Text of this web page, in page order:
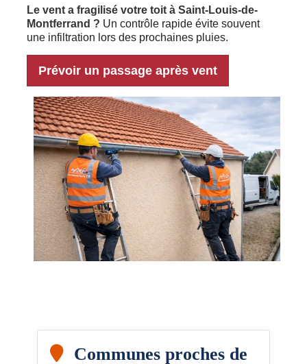
Le vent a fragilisé votre toit à Saint-Louis-de-
Montferrand ? Un contrôle rapide évite souvent
une infiltration lors des prochaines pluies.
Prévoir un passage après vent
Communes proches de